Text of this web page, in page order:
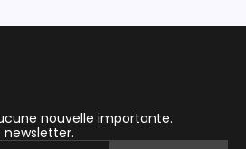
nouvelle importante.